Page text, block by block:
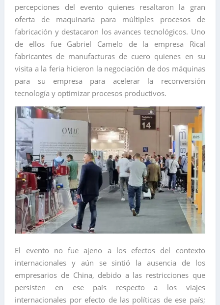
percepciones del evento quienes resaltaron la gran
oferta de maquinaria para múltiples procesos de
fabricación y destacaron los avances tecnológicos. Uno
de ellos fue Gabriel Camelo de la empresa Rical
fabricantes de manufacturas de cuero quienes en su
visita a la feria hicieron la negociación de dos máquinas
para su empresa para acelerar la reconversión
tecnología y optimizar procesos productivos.
El evento no fue ajeno a los efectos del contexto
internacionales y aún se sintió la ausencia de los
empresarios de China, debido a las restricciones que
persisten en ese país respecto a los viajes
internacionales por efecto de las políticas de ese país;